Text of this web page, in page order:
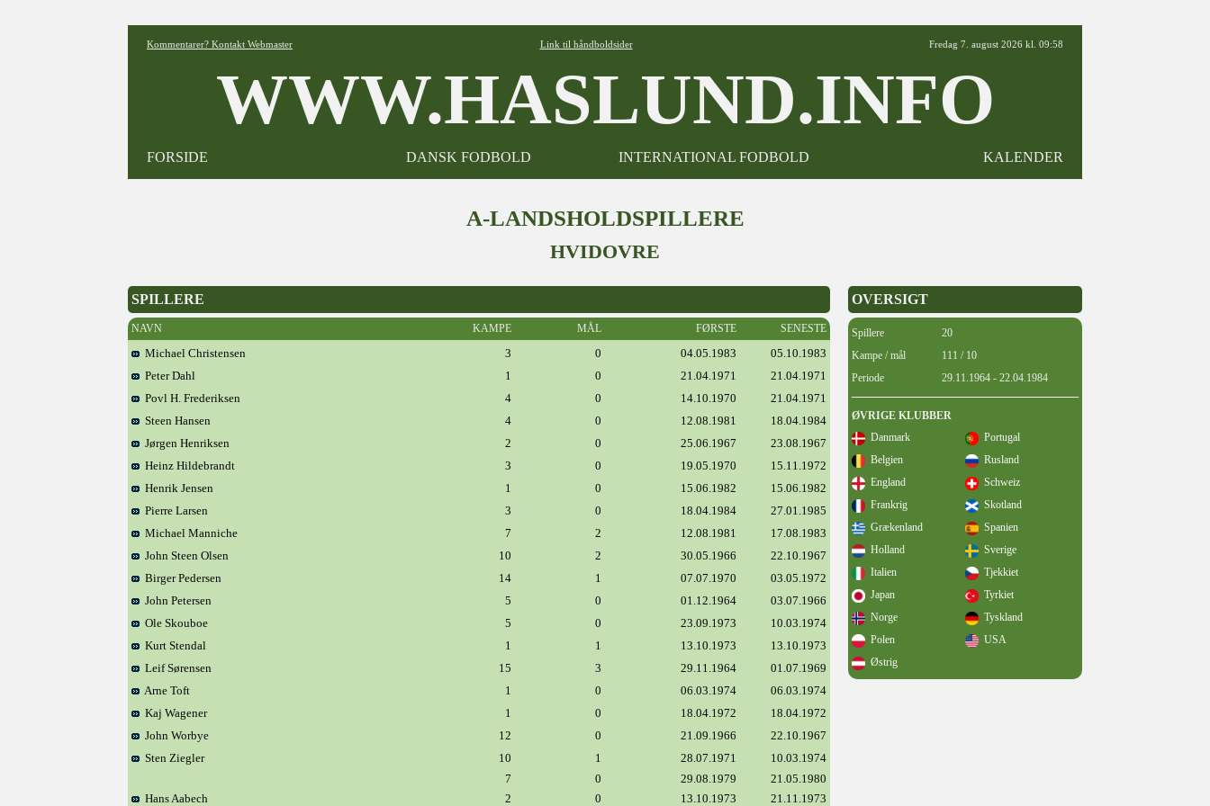
Kommentarer? Kontakt Webmaster Link til håndboldsider Fredag 7. august 2026 kl. 09:58
WWW.HASLUND.INFO
FORSIDE DANSK FODBOLD INTERNATIONAL FODBOLD KALENDER
A-LANDSHOLDSPILLERE
HVIDOVRE
SPILLERE
NAVN KAMPE MÅL FØRSTE SENESTE
Michael Christensen 3 0 04.05.1983
05.10.1983
Peter Dahl
1 0 21.04.1971
21.04.1971
Povl H. Frederiksen
4 0 14.10.1970
21.04.1971
Steen Hansen
4 0 12.08.1981
18.04.1984
Jørgen Henriksen
2 0 25.06.1967
23.08.1967
Heinz Hildebrandt
3 0 19.05.1970
15.11.1972
Henrik Jensen
1 0 15.06.1982
15.06.1982
Pierre Larsen
3 0 18.04.1984
27.01.1985
Michael Manniche
7 2 12.08.1981
17.08.1983
John Steen Olsen
10 2 30.05.1966
22.10.1967
Birger Pedersen
14 1 07.07.1970
03.05.1972
John Petersen
5 0 01.12.1964
03.07.1966
Ole Skouboe
5 0 23.09.1973
10.03.1974
Kurt Stendal
1 1 13.10.1973
13.10.1973
Leif Sørensen
15 3 29.11.1964
01.07.1969
Arne Toft
1 0 06.03.1974
06.03.1974
Kaj Wagener
1 0 18.04.1972
18.04.1972
John Worbye
12 0 21.09.1966
22.10.1967
Sten Ziegler
10 1 28.07.1971
10.03.1974
7
0 29.08.1979
21.05.1980
Hans Aabech
2 0 13.10.1973 21.11.1973
OVERSIGT
Spillere
20
Kampe / mål
111 / 10
Periode
29.11.1964 - 22.04.1984
ØVRIGE KLUBBER
Danmark
Portugal
Belgien
Rusland
England
Schweiz
Frankrig
Skotland
Grækenland
Spanien
Holland
Sverige
Italien
Tjekkiet
Japan
Tyrkiet
Norge
Tyskland
Polen
USA
Østrig